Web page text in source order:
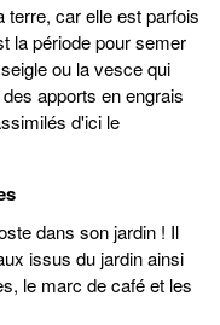
terre, car elle est parfois
la période pour semer
ou la vesce qui
apports en engrais
d'ici le
dans son jardin ! Il
issus du jardin ainsi
le marc de café et les